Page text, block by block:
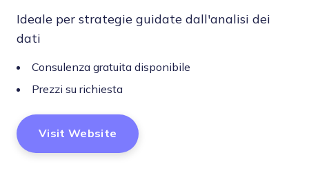
Ideale per strategie guidate dall'analisi dei
dati
Consulenza gratuita disponibile
Prezzi su richiesta
Visit Website